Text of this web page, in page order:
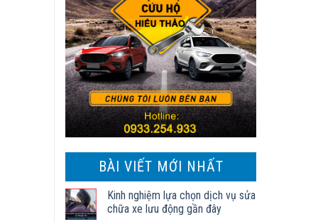
BÀI VIẾT MỚI NHẤT
Kinh nghiệm lựa chọn dịch vụ sửa
chữa xe lưu động gần đây